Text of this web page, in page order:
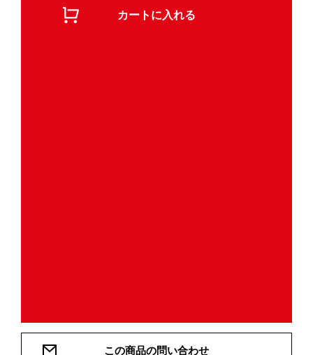
カートに入れる
この商品の問い合わせ